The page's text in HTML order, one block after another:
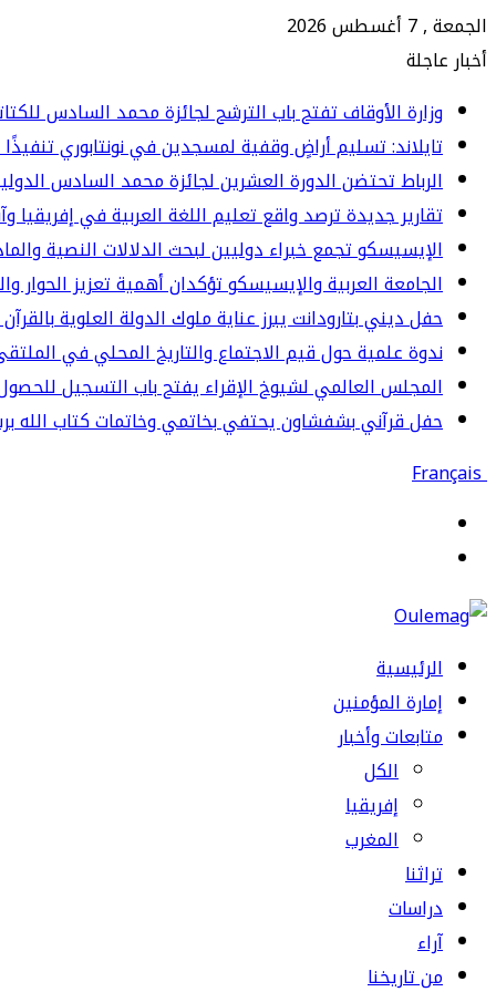
الجمعة , 7 أغسطس 2026
أخبار عاجلة
وزارة الأوقاف تفتح باب الترشح لجائزة محمد السادس
تايلاند: تسليم أراضٍ وقفية لمسجدين في نونتابوري
الرباط تحتضن الدورة العشرين لجائزة محمد السادس
تقارير جديدة ترصد واقع تعليم اللغة العربية في إفريقيا
الإيسيسكو تجمع خبراء دوليين لبحث الدلالات النصية
الجامعة العربية والإيسيسكو تؤكدان أهمية تعزيز الحوار
حفل ديني بتارودانت يبرز عناية ملوك الدولة العلوية
ندوة علمية حول قيم الاجتماع والتاريخ المحلي في
المجلس العالمي لشيوخ الإقراء يفتح باب التسجيل
حفل قرآني بشفشاون يحتفي بخاتمي وخاتمات كتاب الله برسم
Français
الرئيسية
إمارة المؤمنين
متابعات وأخبار
الكل
إفريقيا
المغرب
تراثنا
دراسات
آراء
من تاريخنا